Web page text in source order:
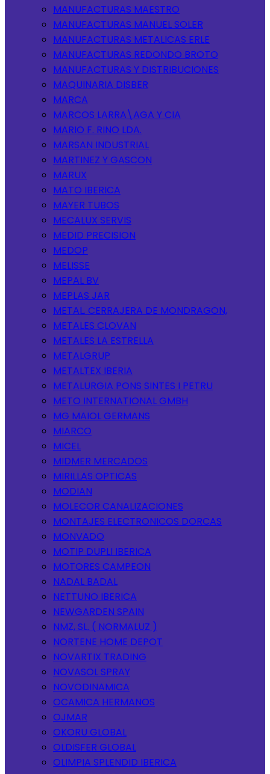
MANUFACTURAS MAESTRO
MANUFACTURAS MANUEL SOLER
MANUFACTURAS METALICAS ERLE
MANUFACTURAS REDONDO BROTO
MANUFACTURAS Y DISTRIBUCIONES
MAQUINARIA DISBER
MARCA
MARCOS LARRA\AGA Y CIA
MARIO F. RINO LDA.
MARSAN INDUSTRIAL
MARTINEZ Y GASCON
MARUX
MATO IBERICA
MAYER TUBOS
MECALUX SERVIS
MEDID PRECISION
MEDOP
MELISSE
MEPAL BV
MEPLAS JAR
METAL. CERRAJERA DE MONDRAGON,
METALES CLOVAN
METALES LA ESTRELLA
METALGRUP
METALTEX IBERIA
METALURGIA PONS SINTES I PETRU
METO INTERNATIONAL GMBH
MG MAIOL GERMANS
MIARCO
MICEL
MIDMER MERCADOS
MIRILLAS OPTICAS
MODIAN
MOLECOR CANALIZACIONES
MONTAJES ELECTRONICOS DORCAS
MONVADO
MOTIP DUPLI IBERICA
MOTORES CAMPEON
NADAL BADAL
NETTUNO IBERICA
NEWGARDEN SPAIN
NMZ, SL. ( NORMALUZ )
NORTENE HOME DEPOT
NOVARTIX TRADING
NOVASOL SPRAY
NOVODINAMICA
OCAMICA HERMANOS
OJMAR
OKORU GLOBAL
OLDISFER GLOBAL
OLIMPIA SPLENDID IBERICA